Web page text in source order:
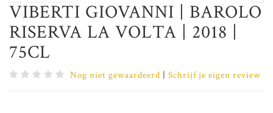
VIBERTI GIOVANNI | BAROLO
RISERVA LA VOLTA | 2018 |
75CL
Nog niet gewaardeerd | Schrijf je eigen review